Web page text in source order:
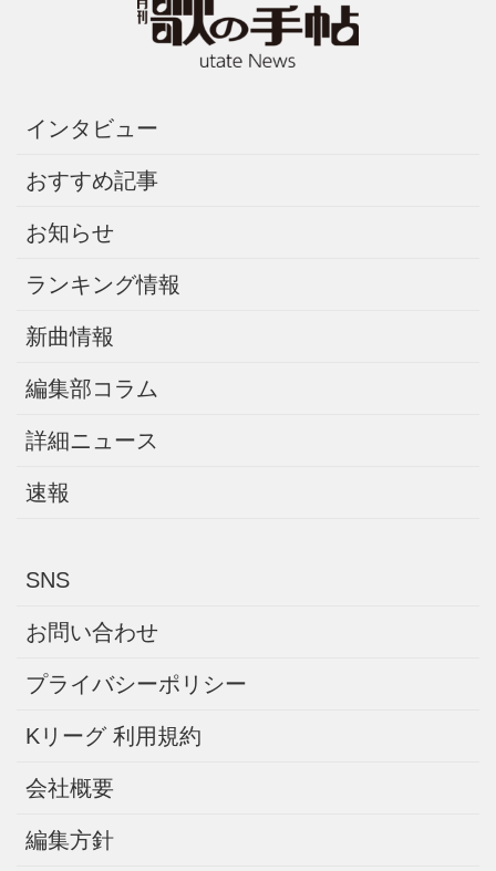
インタビュー
おすすめ記事
お知らせ
ランキング情報
新曲情報
編集部コラム
詳細ニュース
速報
SNS
お問い合わせ
プライバシーポリシー
Kリーグ 利用規約
会社概要
編集方針